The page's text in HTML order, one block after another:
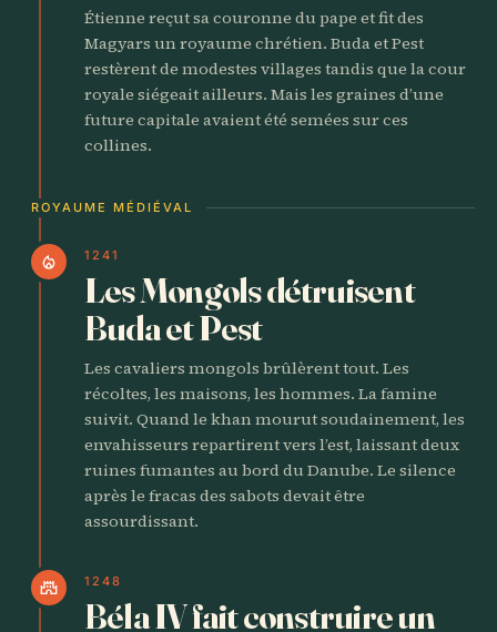
Étienne reçut sa couronne du pape et fit des
Magyars un royaume chrétien. Buda et Pest
restèrent de modestes villages tandis que la cour
royale siégeait ailleurs. Mais les graines d’une
future capitale avaient été semées sur ces
collines.
ROYAUME MÉDIÉVAL
local_fire_department 1241
Les Mongols détruisent
Buda et Pest
Les cavaliers mongols brûlèrent tout. Les
récoltes, les maisons, les hommes. La famine
suivit. Quand le khan mourut soudainement, les
envahisseurs repartirent vers l’est, laissant deux
ruines fumantes au bord du Danube. Le silence
après le fracas des sabots devait être
assourdissant.
castle 1248
Béla IV fait construire un